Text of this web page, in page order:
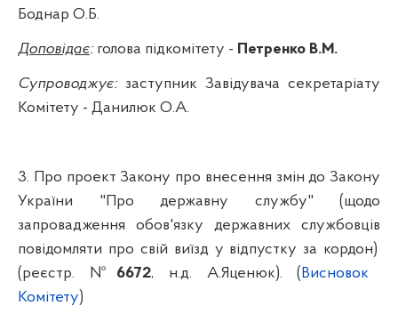
Боднар О.Б.
Доповідає: голова підкомітету - Петренко В.М.
Супроводжує: заступник Завідувача секретаріату
Комітету - Данилюк О.А.
3. Про проект Закону про внесення змін до Закону
України "Про державну службу" (щодо
запровадження обов'язку державних службовців
повідомляти про свій виїзд у відпустку за кордон)
(реєстр. № 6672, н.д. А.Яценюк).( Висновок
Комітету)